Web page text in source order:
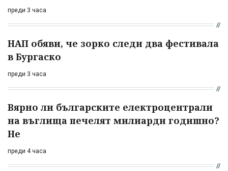
преди 3 часа
НАП обяви, че зорко следи два фестивала
в Бургаско
преди 3 часа
Вярно ли българските електроцентрали
на въглища печелят милиарди годишно?
Не
преди 4 часа